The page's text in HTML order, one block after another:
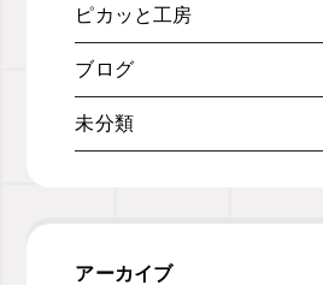
ピカッと工房
ブログ
未分類
アーカイブ